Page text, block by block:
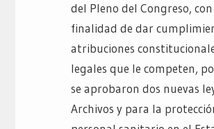
del Pleno del Congreso,
finalidad de dar
atribuciones
legales que le competen,
se aprobaron dos nuevas
Archivos y para la